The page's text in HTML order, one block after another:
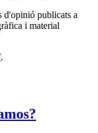
d'opinió publicats a
i material
.